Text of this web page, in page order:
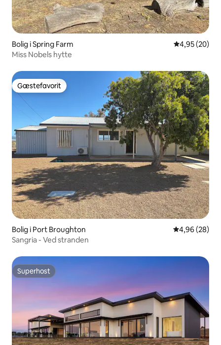
Bolig i Spring Farm 4,95 ud af 5 i
4,95 (20)
Miss Nobels hytte
Gæstefavorit
Gæstefavorit
Bolig i Port Broughton 4,96 ud af 5 i
4,96 (28)
Sangria - Ved stranden
Superhost
Superhost